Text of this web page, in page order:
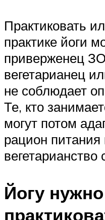
Практиковать
практике йоги
приверженец
вегетарианец
не соблюдает
Те, кто
могут потом
рацион
Йогу нужно